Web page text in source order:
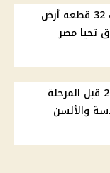
توفيق عكاشة يطالب بسحب 32 قطعة أرض
تحيا مصر
مؤشرات تنسيق الكليات 2026 قبل المرحلة
والألسن